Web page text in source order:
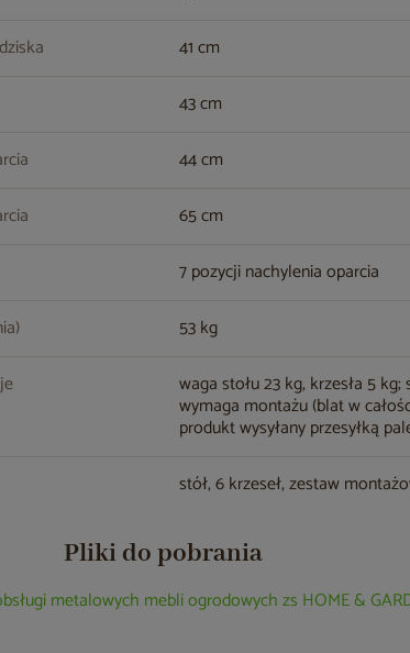
41 cm
43 cm
44 cm
65 cm
7 pozycji nachylenia oparcia
53 kg
waga stołu 23 kg, krzesła 5 kg;
wymaga montażu (blat w
produkt wysyłany przesyłką
stół, 6 krzeseł, zestaw
Pliki do pobrania
metalowych mebli ogrodowych zs HOME &